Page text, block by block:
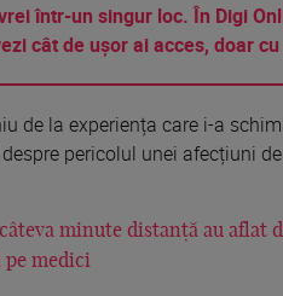
într-un singur loc. În Digi
cât de ușor ai acces, doar
de la experiența care i-a
pericolul unei afecțiuni
minute distanță au aflat
medici